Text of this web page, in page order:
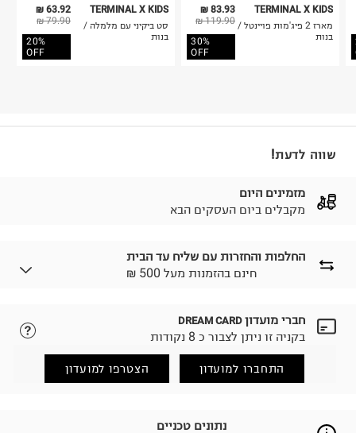
63.92 ₪
79.90 ₪
20%
OFF
TERMINAL X KIDS
סט ביקיני עם מלמלה /
בנות
83.93 ₪
119.90 ₪
30%
OFF
TERMINAL X KIDS
מארז 2 פיג'מות פויינטל /
בנות
שווה לדעת!
מזמינים היום
מקבלים ביום העסקים הבא
החלפות והחזרות עם שליח עד הבית
₪ חינם בהזמנות מעל 500
לבחירת בשיטת המשלוח המתאימה לכם,
הזמנתם והתחרטתם?
(במקום ב-19.9 ₪) לזמן מוגבל! חינם בהזמנות מעל 500 ₪.
למידע נא ללחוץ כאן
.
חברי מועדון DREAM CARD
בקניה זו ניתן לצבור כ 8 נקודות
התחברו למועדון הצטרפו למועדון
נתונים טכניים